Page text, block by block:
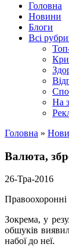
Головна
Новини
Блоги
Всі
На
Головна »
Валюта,
26-Тра-2016
Правоохоронні
Зокрема, у
обшуків
набої до неї.